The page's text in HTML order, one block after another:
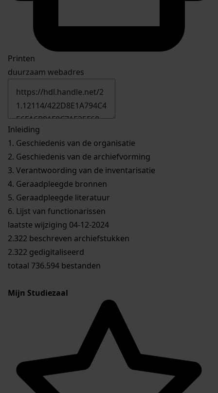
Printen
duurzaam webadres
Inleiding
1. Geschiedenis van de organisatie
2. Geschiedenis van de archiefvorming
3. Verantwoording van de inventarisatie
4. Geraadpleegde bronnen
5. Geraadpleegde literatuur
6. Lijst van functionarissen
laatste wijziging 04-12-2024
2.322 beschreven archiefstukken
2.322 gedigitaliseerd
totaal 736.594 bestanden
Mijn Studiezaal